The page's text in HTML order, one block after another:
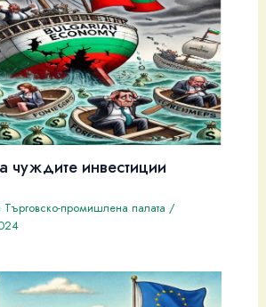
чуждите инвестиции
Търговско-промишлена палaта /